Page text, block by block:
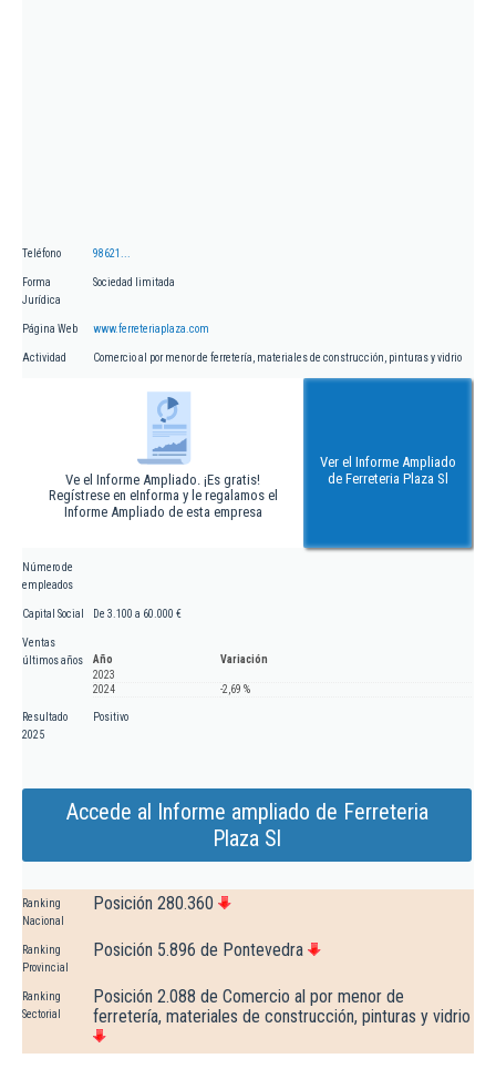
Teléfono 98621...
Forma
Jurídica
Sociedad limitada
Página Web www.ferreteriaplaza.com
Actividad Comercio al por menor de ferretería, materiales de construcción, pinturas y vidrio
Ve el Informe Ampliado. ¡Es gratis!
Regístrese en eInforma y le regalamos el
Informe Ampliado de esta empresa
Ver el Informe Ampliado
de Ferreteria Plaza Sl
Número de
empleados
Capital Social De 3.100 a 60.000 €
Ventas
últimos años
Año
Variación
2023
2024
-2,69 %
Resultado
2025
Positivo
Accede al Informe ampliado de Ferreteria
Plaza Sl
Ranking
Nacional
Posición 280.360
Ranking
Provincial
Posición 5.896 de Pontevedra
Ranking
Sectorial
Posición 2.088 de Comercio al por menor de
ferretería, materiales de construcción, pinturas y vidrio